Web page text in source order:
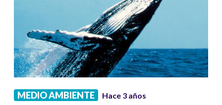
MEDIO AMBIENTE Hace 3 años